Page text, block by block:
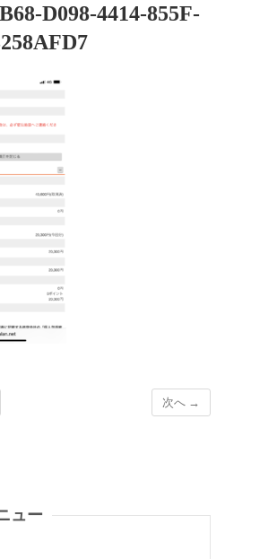
D098-4414-855F-
次へ →
ュー